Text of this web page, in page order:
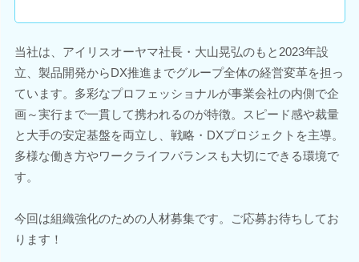
当社は、アイリスオーヤマ社長・大山晃弘のもと2023年設
立、製品開発からDX推進までグループ全体の経営変革を担っ
ています。多彩なプロフェッショナルが事業会社の内側で企
画～実行まで一貫して携われるのが特徴。スピード感や裁量
と大手の安定基盤を両立し、戦略・DXプロジェクトを主導。
多様な働き方やワークライフバランスも大切にできる環境で
す。
今回は組織強化のための人材募集です。ご応募お待ちしてお
ります！